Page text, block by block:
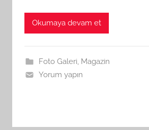
Okumaya devam et
Foto Galeri, Magazin
Yorum yapın